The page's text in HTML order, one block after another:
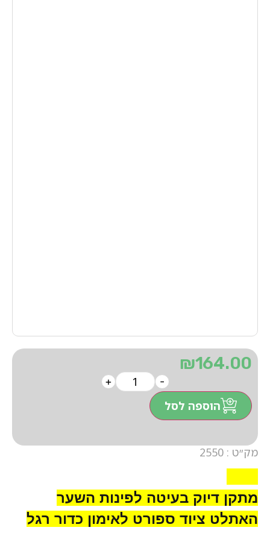
מק״ט : 2550
מתקן דיוק בעיטה לפינות השער
האתלט ציוד ספורט לאימון כדור רגל
₪164.00
-
+
הוספה לסל